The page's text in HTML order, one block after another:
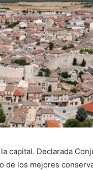
capital. Declarada
los mejores